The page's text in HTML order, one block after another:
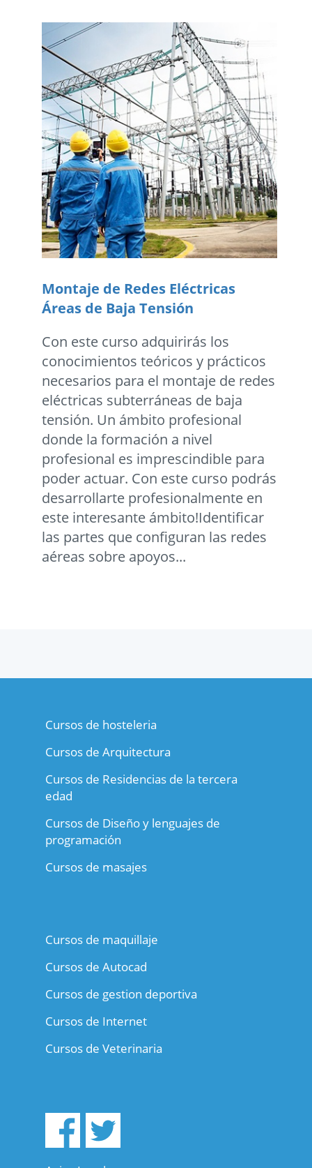
Montaje de Redes Eléctricas
Áreas de Baja Tensión
Con este curso adquirirás los
conocimientos teóricos y prácticos
necesarios para el montaje de redes
eléctricas subterráneas de baja
tensión. Un ámbito profesional
donde la formación a nivel
profesional es imprescindible para
poder actuar. Con este curso podrás
desarrollarte profesionalmente en
este interesante ámbito!Identificar
las partes que configuran las redes
aéreas sobre apoyos...
Cursos de hosteleria
Cursos de Arquitectura
Cursos de Residencias de la tercera
edad
Cursos de Diseño y lenguajes de
programación
Cursos de masajes
Cursos de maquillaje
Cursos de Autocad
Cursos de gestion deportiva
Cursos de Internet
Cursos de Veterinaria